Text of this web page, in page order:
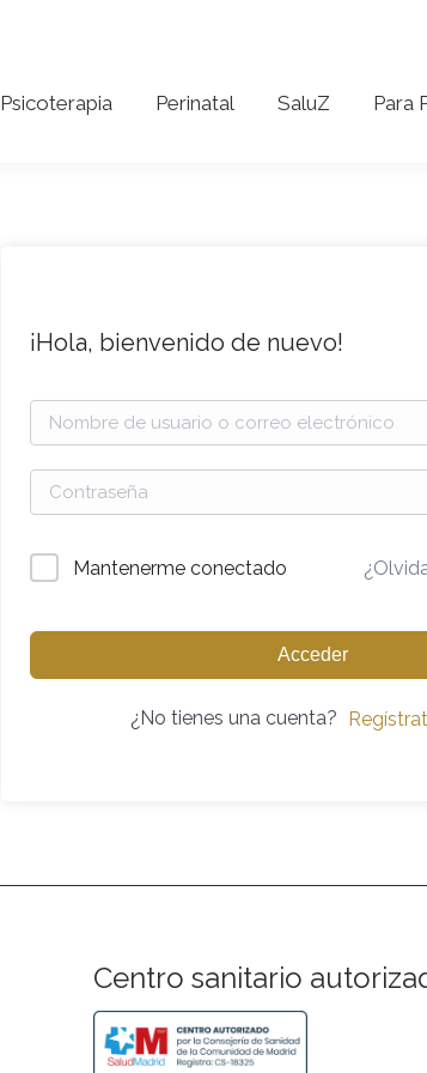
Psicoterapia Perinatal SaluZ Para
¡Hola, bienvenido de nuevo!
Mantenerme conectado
Acceder
¿No tienes una cuenta?
Centro sanitario